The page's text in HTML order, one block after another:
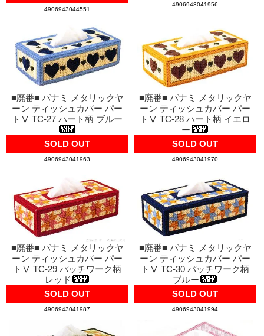
4906943044551
4906943041956
■廃番■ パナミ メタリックヤ
ーン ティッシュカバー パー
トⅤ TC-27 ハート柄 ブルー
SOLD OUT
4906943041963
■廃番■ パナミ メタリックヤ
ーン ティッシュカバー パー
トⅤ TC-28 ハート柄 イエロ
ー
SOLD OUT
4906943041970
■廃番■ パナミ メタリックヤ
ーン ティッシュカバー パー
トⅤ TC-29 パッチワーク柄
レッド
SOLD OUT
4906943041987
■廃番■ パナミ メタリックヤ
ーン ティッシュカバー パー
トⅤ TC-30 パッチワーク柄
ブルー
SOLD OUT
4906943041994